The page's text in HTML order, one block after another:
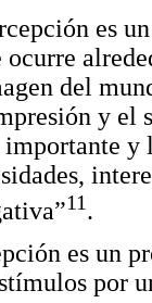
es
del
y el
importante
11.
es un
por